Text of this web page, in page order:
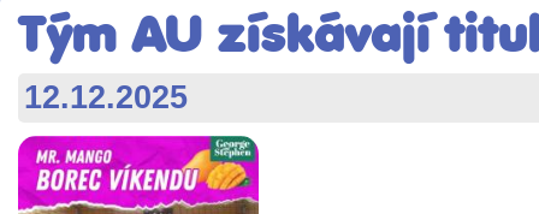
Tým AU získávají
12.12.2025